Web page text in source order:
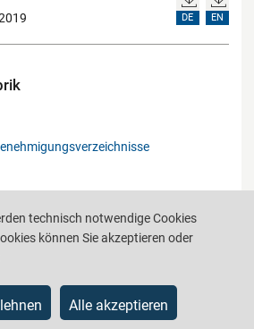
DE EN
für das Bauwesen
Impressum Sitemap
technisch notwendige Cookies
können Sie akzeptieren oder
Alle akzeptieren